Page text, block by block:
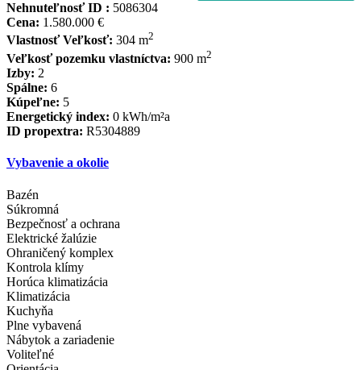
Nehnuteľnosť ID : 5086304
Cena: 1.580.000 €
Vlastnosť Veľkosť: 304 m2
Veľkosť pozemku vlastníctva: 900 m2
Izby: 2
Spálne: 6
Kúpeľne: 5
Energetický index: 0 kWh/m²a
ID propextra: R5304889
Vybavenie a okolie
Bazén
Súkromná
Bezpečnosť a ochrana
Elektrické žalúzie
Ohraničený komplex
Kontrola klímy
Horúca klimatizácia
Klimatizácia
Kuchyňa
Plne vybavená
Nábytok a zariadenie
Voliteľné